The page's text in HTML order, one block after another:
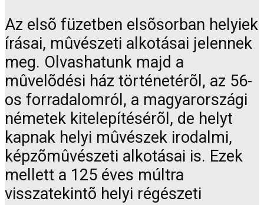
Az elsõ füzetben elsõsorban helyiek
írásai, mûvészeti alkotásai jelennek
meg. Olvashatunk majd a
mûvelõdési ház történetérõl, az 56-
os forradalomról, a magyarországi
németek kitelepítésérõl, de helyt
kapnak helyi mûvészek irodalmi,
képzõmûvészeti alkotásai is. Ezek
mellett a 125 éves múltra
visszatekintõ helyi régészeti